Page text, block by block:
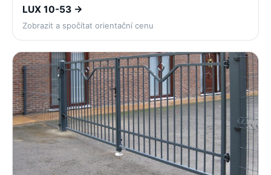
LUX 10-53 →
Zobrazit a spočítat orientační cenu